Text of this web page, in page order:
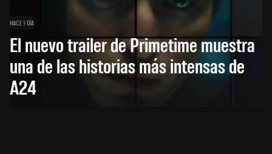
HACE 1 DÍA
El nuevo trailer de Primetime muestra
una de las historias más intensas de
A24